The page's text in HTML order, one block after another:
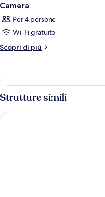
Camera
Per 4 persone
Wi-Fi gratuito
Scopri di più
Altri
Strutture simili
ibis Milano Centro